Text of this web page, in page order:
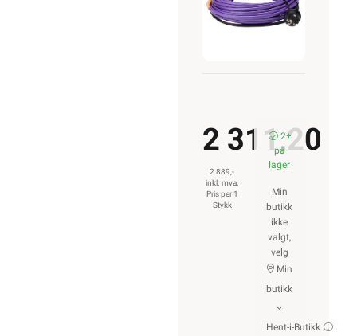
143W
2 311,20
2 889,-
inkl. mva.
Pris per 1
Stykk
2±
på
lager
Min
butikk
ikke
valgt,
velg
Min
butikk
Hent-i-Butikk